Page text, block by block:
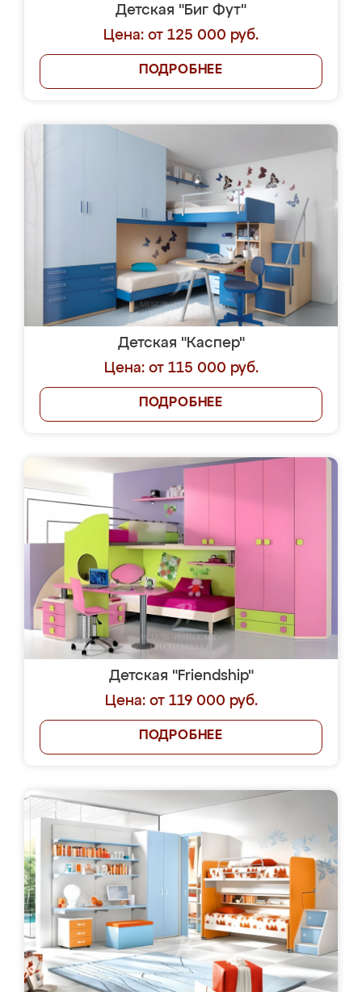
Детская "Биг Фут"
Цена: от 125 000 руб.
ПОДРОБНЕЕ
Детская "Каспер"
Цена: от 115 000 руб.
ПОДРОБНЕЕ
Детская "Friendship"
Цена: от 119 000 руб.
ПОДРОБНЕЕ